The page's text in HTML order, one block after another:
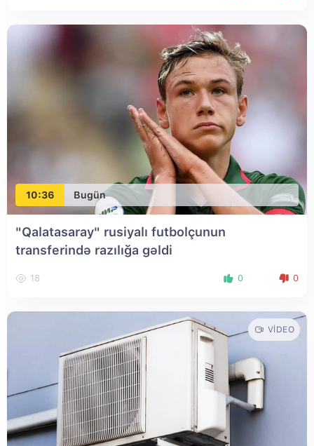
10:36 Bugün
"Qalatasaray" rusiyalı futbolçunun
transferində razılığa gəldi
18 0 0
VIDEO